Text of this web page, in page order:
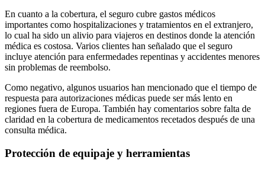
En cuanto a la cobertura, el seguro cubre gastos médicos
importantes como hospitalizaciones y tratamientos en el extranjero,
lo cual ha sido un alivio para viajeros en destinos donde la atención
médica es costosa. Varios clientes han señalado que el seguro
incluye atención para enfermedades repentinas y accidentes menores
sin problemas de reembolso.
Como negativo, algunos usuarios han mencionado que el tiempo de
respuesta para autorizaciones médicas puede ser más lento en
regiones fuera de Europa. También hay comentarios sobre falta de
claridad en la cobertura de medicamentos recetados después de una
consulta médica.
Protección de equipaje y herramientas